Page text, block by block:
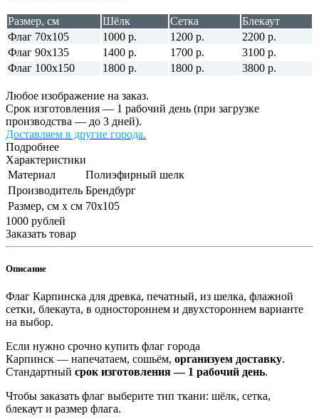
Размер, см Шёлк Сетка
Блекаут
Флаг 70х105
1000 р. 1200 р.
2200 р.
Флаг 90х135
1400 р. 1700 р.
3100 р.
Флаг 100х150
1800 р. 1800 р. 3800 р.
Любое изображение на заказ.
Срок изготовления — 1 рабочий день (при загрузке
производства — до 3 дней).
Доставляем в другие города.
Подробнее
Характеристики
Материал
Полиэфирный шелк
Производитель Брендбург
Размер, см х см 70х105
1000 рублей
Заказать товар
Описание
Флаг Карпинска для древка, печатный, из шелка, флажной
сетки, блекаута, в одностороннем и двухстороннем варианте
на выбор.
Если нужно срочно купить флаг города
Карпинск — напечатаем, сошьём, организуем доставку.
Стандартный срок изготовления — 1 рабочий день.
Чтобы заказать флаг выберите тип ткани: шёлк, сетка,
блекаут и размер флага.